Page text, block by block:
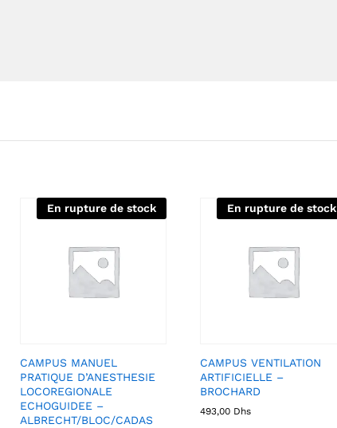
En rupture de stock
CAMPUS MANUEL
PRATIQUE D’ANESTHESIE
LOCOREGIONALE
ECHOGUIDEE –
ALBRECHT/BLOC/CADAS
En rupture de stock
CAMPUS VENTILATION
ARTIFICIELLE –
BROCHARD
493,00 Dhs